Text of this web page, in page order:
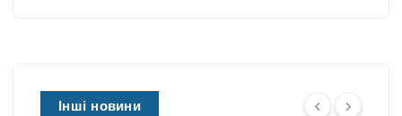
Інші новини